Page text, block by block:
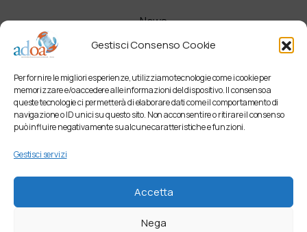
Gestisci Consenso Cookie
Per fornire le migliori esperienze, utilizziamo tecnologie come i cookie per
memorizzare e/o accedere alle informazioni del dispositivo. Il consenso a
queste tecnologie ci permetterà di elaborare dati come il comportamento di
navigazione o ID unici su questo sito. Non acconsentire o ritirare il consenso
può influire negativamente su alcune caratteristiche e funzioni.
Gestisci servizi
Accetta
Nega
News
Comunicati
Newsletter